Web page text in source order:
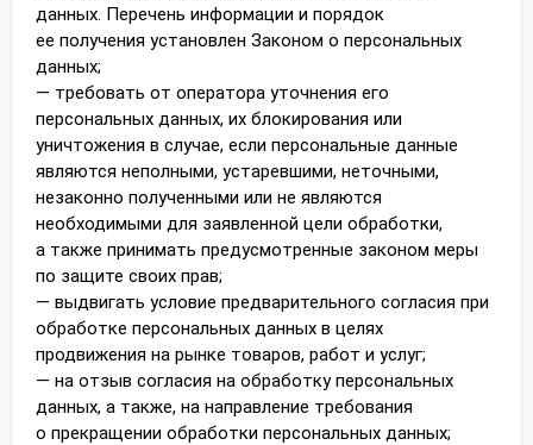
данных. Перечень информации и порядок
ее получения установлен Законом о персональных
данных;
— требовать от оператора уточнения его
персональных данных, их блокирования или
уничтожения в случае, если персональные данные
являются неполными, устаревшими, неточными,
незаконно полученными или не являются
необходимыми для заявленной цели обработки,
а также принимать предусмотренные законом меры
по защите своих прав;
— выдвигать условие предварительного согласия при
обработке персональных данных в целях
продвижения на рынке товаров, работ и услуг;
— на отзыв согласия на обработку персональных
данных, а также, на направление требования
о прекращении обработки персональных данных;